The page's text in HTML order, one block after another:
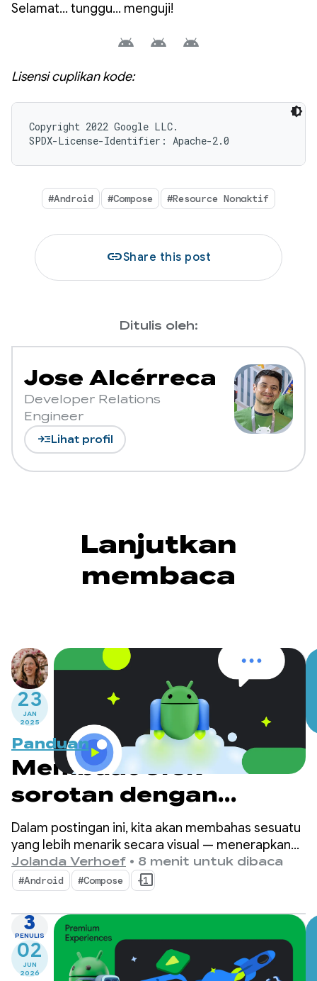
Selamat… tunggu… menguji!
Lisensi cuplikan kode:
Copyright 2022 Google LLC.
SPDX-License-Identifier: Apache-2.0
#Android #Compose #Resource Nonaktif
linkShare this post
Ditulis oleh:
Jose Alcérreca
Developer Relations
Engineer
read_more Lihat profil
Lanjutkan
membaca
23
JAN
2025
Panduan
Membuat efek
sorotan dengan
CameraX dan Jetpack
Compose
Dalam postingan ini, kita akan membahas sesuatu
yang lebih menarik secara visual — menerapkan
efek sorotan di atas pratinjau kamera,
menggunakan deteksi wajah sebagai dasar untuk
efek tersebut.
Jolanda Verhoef • 8 menit untuk dibaca
#Android #Compose +1
3
PENULIS
02
JUN
2026